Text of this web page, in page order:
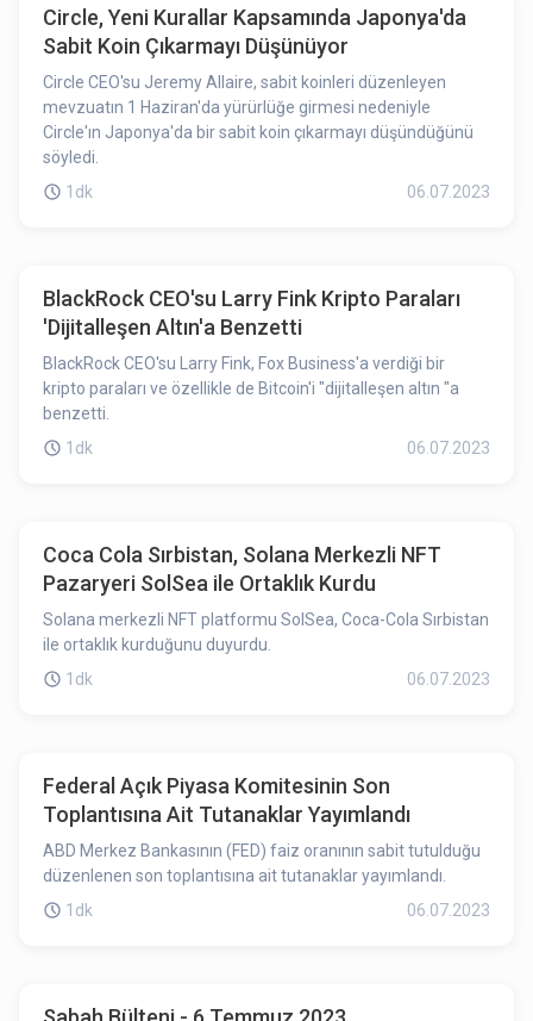
Circle, Yeni Kurallar Kapsamında Japonya'da
Sabit Koin Çıkarmayı Düşünüyor
Circle CEO'su Jeremy Allaire, sabit koinleri düzenleyen
mevzuatın 1 Haziran'da yürürlüğe girmesi nedeniyle
Circle'ın Japonya'da bir sabit koin çıkarmayı düşündüğünü
söyledi.
1dk
06.07.2023
BlackRock CEO'su Larry Fink Kripto Paraları
'Dijitalleşen Altın'a Benzetti
BlackRock CEO'su Larry Fink, Fox Business'a verdiği bir
kripto paraları ve özellikle de Bitcoin'i "dijitalleşen altın "a
benzetti.
1dk
06.07.2023
Coca Cola Sırbistan, Solana Merkezli NFT
Pazaryeri SolSea ile Ortaklık Kurdu
Solana merkezli NFT platformu SolSea, Coca-Cola Sırbistan
ile ortaklık kurduğunu duyurdu.
1dk
06.07.2023
Federal Açık Piyasa Komitesinin Son
Toplantısına Ait Tutanaklar Yayımlandı
ABD Merkez Bankasının (FED) faiz oranının sabit tutulduğu
düzenlenen son toplantısına ait tutanaklar yayımlandı.
1dk
06.07.2023